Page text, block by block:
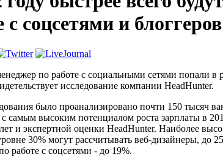
с соцсетями и блоггеров
по работе с социальными сетями попали
исследование компании HeadHunter.
было проанализировано почти 150 тысяч
самым высоким потенциалом роста зарплаты в
и экспертной оценки HeadHunter. Наиболее
30% могут рассчитывать веб-дизайнеры, до
работе с соцсетями - до 19%.